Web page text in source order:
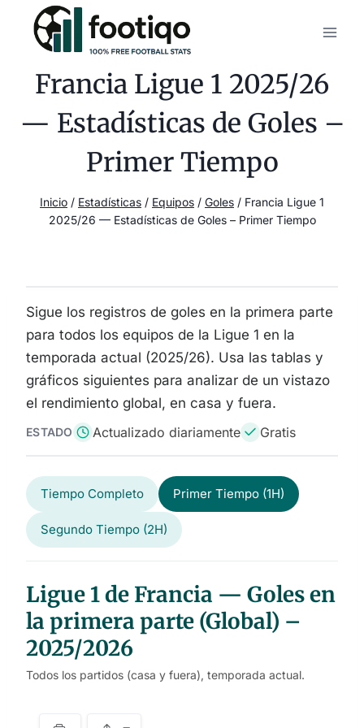
contenido
Francia Ligue 1 2025/26
— Estadísticas de Goles –
Primer Tiempo
Inicio / Estadísticas / Equipos / Goles / Francia Ligue 1
2025/26 — Estadísticas de Goles – Primer Tiempo
Sigue los registros de goles en la primera parte
para todos los equipos de la Ligue 1 en la
temporada actual (2025/26). Usa las tablas y
gráficos siguientes para analizar de un vistazo
el rendimiento global, en casa y fuera.
ESTADO Actualizado diariamente Gratis
Tiempo Completo Primer Tiempo (1H)
Segundo Tiempo (2H)
Ligue 1 de Francia — Goles en
la primera parte (Global) –
2025/2026
Todos los partidos (casa y fuera), temporada actual.